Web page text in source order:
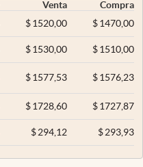
Venta
Compra
$ 1520,00 $1470,00
$ 1530,00 $1510,00
$ 1577,53 $1576,23
$ 1728,60 $1727,87
$ 294,12 $293,93